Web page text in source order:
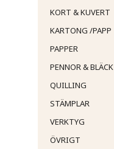
KORT & KUVERT
KARTONG /PAPP
PAPPER
PENNOR & BLÄCK
QUILLING
STÄMPLAR
VERKTYG
ÖVRIGT